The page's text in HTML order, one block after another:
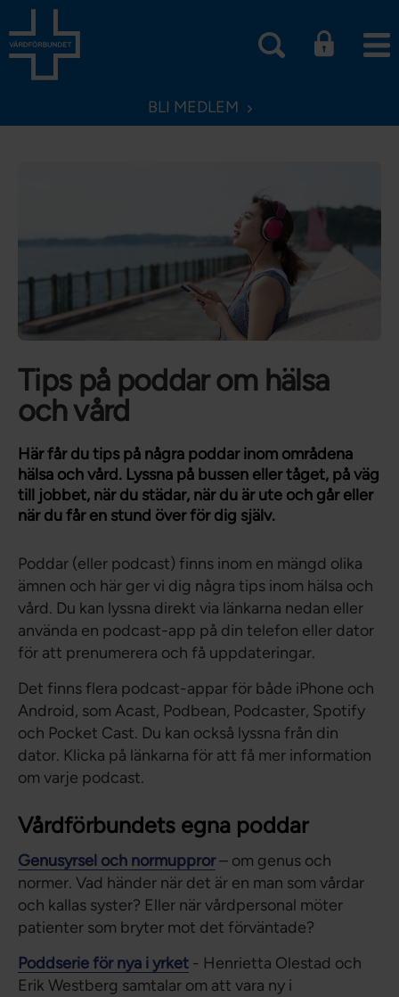
BLI MEDLEM
Tips på poddar om hälsa
och vård
Här får du tips på några poddar inom områdena
hälsa och vård. Lyssna på bussen eller tåget, på väg
till jobbet, när du städar, när du är ute och går eller
när du får en stund över för dig själv.
Poddar (eller podcast) finns inom en mängd olika
ämnen och här ger vi dig några tips inom hälsa och
vård. Du kan lyssna direkt via länkarna nedan eller
använda en podcast-app på din telefon eller dator
för att prenumerera och få uppdateringar.
Det finns flera podcast-appar för både iPhone och
Android, som Acast, Podbean, Podcaster, Spotify
och Pocket Cast. Du kan också lyssna från din
dator. Klicka på länkarna för att få mer information
om varje podcast.
Vårdförbundets egna poddar
Genusyrsel och normuppror– om genus och
normer. Vad händer när det är en man som vårdar
och kallas syster? Eller när vårdpersonal möter
patienter som bryter mot det förväntade?
Poddserie för nya i yrket - Henrietta Olestad och
Erik Westberg samtalar om att vara ny i